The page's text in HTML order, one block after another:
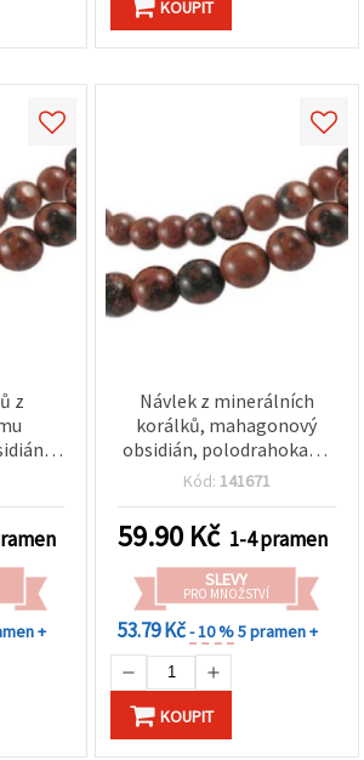
KOUPIT
z
ks
+
Návlek z minerálních
korálků, mahagonový
obsidián, polodrahokam,
kulaté, 4 mm, cca 102 ks
Kód: 141671
59.90 Kč 1-4 pramen
SLEVY
PRO MNOŽSTVÍ
53.79 Kč- 10 %5 pramen +
KOUPIT